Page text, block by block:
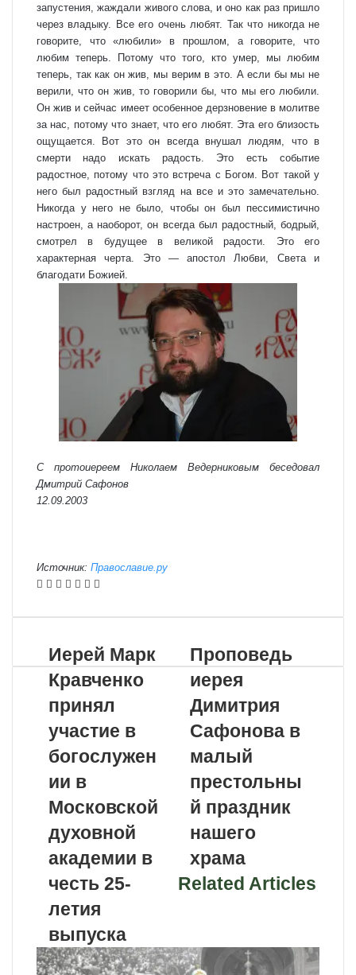
запустения, жаждали живого слова, и оно как раз пришло
через владыку. Все его очень любят. Так что никогда не
говорите, что «любили» в прошлом, а говорите, что
любим теперь. Потому что того, кто умер, мы любим
теперь, так как он жив, мы верим в это. А если бы мы не
верили, что он жив, то говорили бы, что мы его любили.
Он жив и сейчас имеет особенное дерзновение в молитве
за нас, потому что знает, что его любят. Эта его близость
ощущается. Вот это он всегда внушал людям, что в
смерти надо искать радость. Это есть событие
радостное, потому что это встреча с Богом. Вот такой у
него был радостный взгляд на все и это замечательно.
Никогда у него не было, чтобы он был пессимистично
настроен, а наоборот, он всегда был радостный, бодрый,
смотрел в будущее в великой радости. Это его
характерная черта. Это — апостол Любви, Света и
благодати Божией.
С протоиереем Николаем Ведерниковым беседовал
Дмитрий Сафонов
12.09.2003
Источник: Православие.ру
VKontakte
Odnoklassniki
WhatsApp
Telegram
ViberПоделиться
почте
Иерей Марк
Кравченко
принял
участие в
богослужен
ии в
Московской
духовной
академии в
честь 25-
летия
выпуска
Проповедь
иерея
Димитрия
Сафонова в
малый
престольны
й праздник
нашего
храма
Related Articles